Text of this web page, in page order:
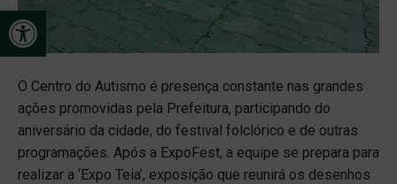
Open toolbar
O Centro do Autismo é presença constante nas grandes
ações promovidas pela Prefeitura, participando do
aniversário da cidade, do festival folclórico e de outras
programações. Após a ExpoFest, a equipe se prepara para
realizar a ‘Expo Teia’, exposição que reunirá os desenhos